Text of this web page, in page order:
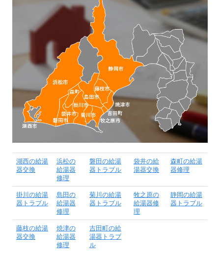
湖西の給湯
器交換
浜松の
給湯器
修理
磐田の給湯
器トラブル
袋井の給
湯器交換
森町の給湯
器修理
掛川の給湯
器トラブル
島田の
給湯器
修理
菊川の給湯
器トラブル
牧之原の
給湯器修
理
静岡の給湯
器トラブル
藤枝の給湯
器交換
焼津の
給湯器
修理
吉田町の給
湯器トラブ
ル